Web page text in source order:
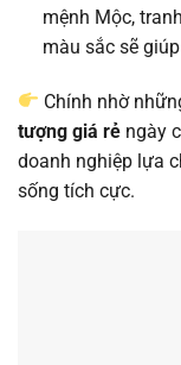
mệnh Mộc,
màu sắc sẽ
Chính nhờ
tượng giá rẻ ngày
doanh nghiệp lựa
sống tích cực.